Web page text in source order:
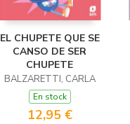
EL CHUPETE QUE SE
CANSO DE SER
CHUPETE
BALZARETTI, CARLA
En stock
12,95 €